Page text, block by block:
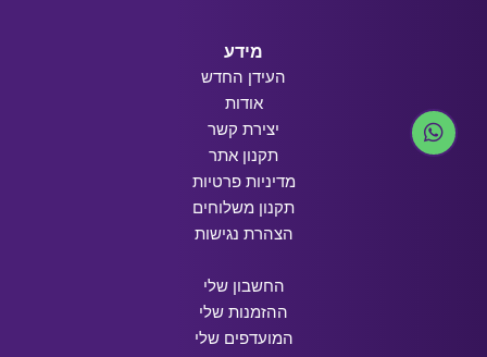
מידע
העידן החדש
אודות
יצירת קשר
תקנון אתר
מדיניות פרטיות
תקנון משלוחים
הצהרת נגישות
החשבון שלי
ההזמנות שלי
המועדפים שלי